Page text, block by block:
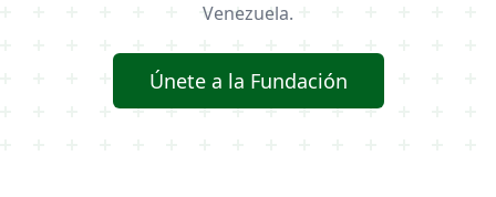
Venezuela.
Únete a la Fundación